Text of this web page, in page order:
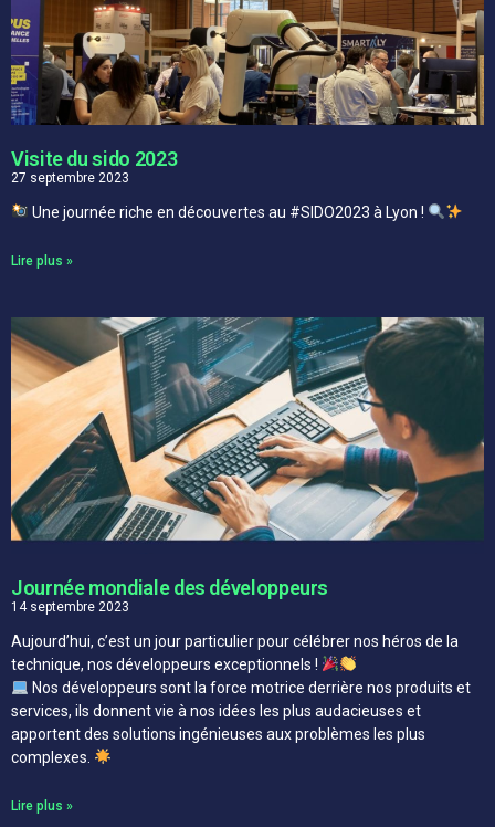
Visite du sido 2023
27 septembre 2023
Une journée riche en découvertes au #SIDO2023 à Lyon !
Lire plus »
Journée mondiale des développeurs
14 septembre 2023
Aujourd’hui, c’est un jour particulier pour célébrer nos héros de la
technique, nos développeurs exceptionnels !
Nos développeurs sont la force motrice derrière nos produits et
services, ils donnent vie à nos idées les plus audacieuses et
apportent des solutions ingénieuses aux problèmes les plus
complexes.
Lire plus »